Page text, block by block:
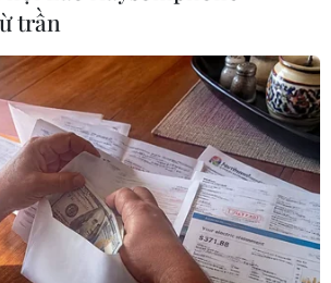
phạt
#Lukoil
đặc biệt tại Ukraine
Anh
trần